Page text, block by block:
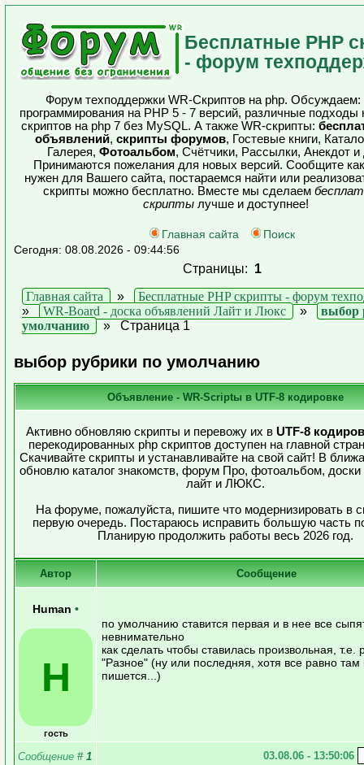
Бесплатные PHP
- форум
Форум техподдержки WR-Скриптов на php. Обсуждаем:
программирования на PHP 5 - 7 версий, различные подходы
скриптов на php 7 без MySQL. А также WR-скрипты:
объявлений, скрипты форумов, Гостевые книги,
Галерея, Фотоальбом, Счётчики, Рассылки, Анекдот и
Принимаются пожелания для новых версий. Сообщите
нужен для Вашего сайта, постараемся найти или
скрипты можно бесплатно. Вместе мы сделаем
скриптылучше и доступнее!
Главная сайта
Поиск
Сегодня: 08.08.2026 - 09:44:56
Страницы: 1
Главная сайта
»
Бесплатные PHP скрипты - форум
»
WR-Board - доска объявлений Лайт и Люкс »
выбор
умолчанию
» Страница 1
выбор рубрики по умолчанию
Объявление - WR-Scriptы в UTF-8 кодировке
Активно обновляю скрипты и перевожу их в UTF-8
перекодированных php скриптов доступен на главной
Скачивайте скрипты и устанавливайте на свой сайт! В
обновлю каталог знакомств, форум Про, фотоальбом,
лайт и ЛЮКС.
На форуме, пожалуйста, пишите что модернизировать в
первую очередь. Постараюсь исправить большую часть
Планирую продолжить работы весь 2026 год.
Автор Сообщение
Human •
H
гость
по умолчанию ставится первая и в нее все
невнимательно
как сделать чтобы ставилась произвольная, т.е.
"Разное" (ну или последняя, хотя все равно там
пишется...)
Сообщение # 1 03.08.06 - 13:50:06